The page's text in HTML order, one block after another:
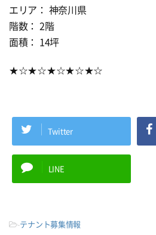
エリア： 神奈川県
階数： 2階
面積： 14坪
★☆★☆★☆★☆★☆
Twitter
LINE
-テナント募集情報